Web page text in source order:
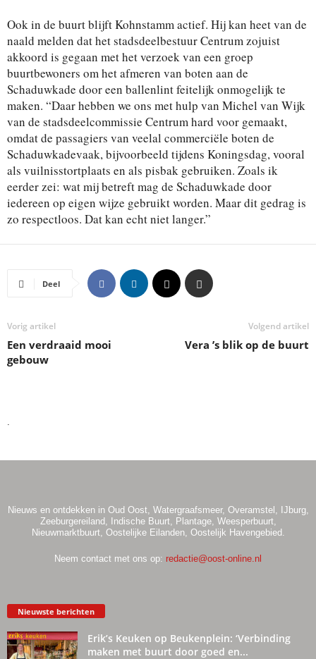
Ook in de buurt blijft Kohnstamm actief. Hij kan heet van de
naald melden dat het stadsdeelbestuur Centrum zojuist
akkoord is gegaan met het verzoek van een groep
buurtbewoners om het afmeren van boten aan de
Schaduwkade door een ballenlint feitelijk onmogelijk te
maken. “Daar hebben we ons met hulp van Michel van Wijk
van de stadsdeelcommissie Centrum hard voor gemaakt,
omdat de passagiers van veelal commerciële boten de
Schaduwkadevaak, bijvoorbeeld tijdens Koningsdag, vooral
als vuilnisstortplaats en als pisbak gebruiken. Zoals ik
eerder zei: wat mij betreft mag de Schaduwkade door
iedereen op eigen wijze gebruikt worden. Maar dit gedrag is
zo respectloos. Dat kan echt niet langer.”
Deel
Vorig artikel
Een verdraaid mooi
gebouw
Volgend artikel
Vera ’s blik op de buurt
.
Nieuws en ontdekken in Oud Oost, Watergraafsmeer, Overamstel, IJburg,
Zeeburgereiland, Indische Buurt, Plantage, Weesperbuurt,
Nieuwmarktbuurt, Oostelijke Eilanden, Oostelijk Havengebied.
Neem contact met ons op: redactie@oost-online.nl
Nieuwste berichten
Erik’s Keuken op Beukenplein: ‘Verbinding
maken met buurt door goed en...